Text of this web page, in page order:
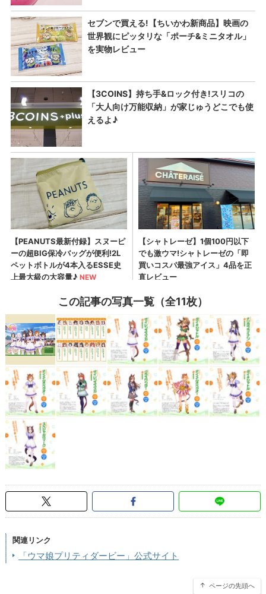
この記事の写真一覧（全11枚）
関連リンク
「ウマ娘プリティダービー」公式サイト
ページの先頭へ